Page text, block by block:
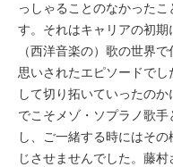
っしゃることのなかった
す。それはキャリアの初
（西洋音楽の）歌の世界
思いされたエピソードで
して切り拓いていったの
でこそメゾ・ソプラノ歌
し、ご一緒する時にはそ
じさせませんでした。藤